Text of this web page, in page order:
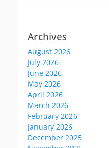
Archives
August 2026
July 2026
June 2026
May 2026
April 2026
March 2026
February 2026
January 2026
December 2025